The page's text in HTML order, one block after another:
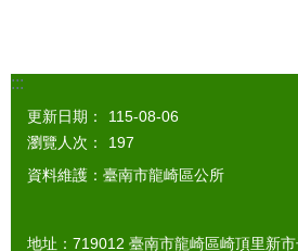
:::
更新日期：
115-08-06
瀏覽人次：
197
資料維護：臺南市龍崎區公所
地址：719012 臺南市龍崎區崎頂里新